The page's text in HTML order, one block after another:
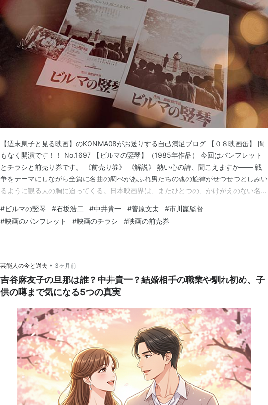
【週末息子と見る映画】のKONMA08がお送りする自己満足ブログ 【０８映画缶】 間
もなく開演です！！ No.1697 【ビルマの竪琴】（1985年作品） 今回はパンフレット
とチラシと前売り券です。 《前売り券》 《解説》 熱い心の詩、聞こえますか―― 戦
争をテーマにしながら全篇に名曲の調べがあふれ男たちの魂の旋律がせつせつとしみい
るように観る人の胸に迫ってくる。日本映画界は、またひとつの、かけがえのない名作
学作品だが平和と人間愛というヒューマンな内容で明日への希望を失くしていた人々に
深い感動を与え今も母から子へ読み…
#ビルマの竪琴 #石坂浩二 #中井貴一 #菅原文太 #市川崑監督
#映画のパンフレット #映画のチラシ #映画の前売券
芸能人の今と過去 • 3ヶ月前
吉谷麻友子の旦那は誰？中井貴一？結婚相手の職業や馴れ初め、子
供の噂まで気になる5つの真実